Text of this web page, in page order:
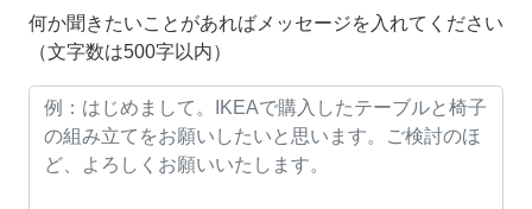
何か聞きたいことがあればメッセージを入れてください
（文字数は500字以内）